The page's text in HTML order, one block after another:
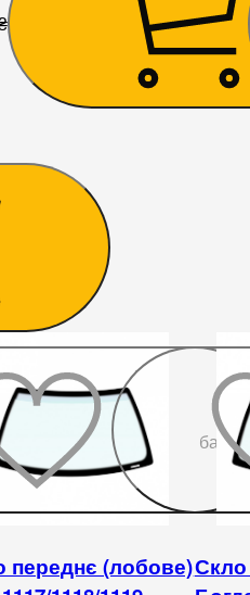
1 845
До
переднє (лобове)